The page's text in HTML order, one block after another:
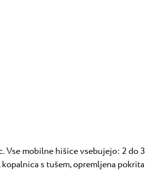
Vse mobilne hišice vsebujejo: 2 do 3
s tušem, opremljena pokrita